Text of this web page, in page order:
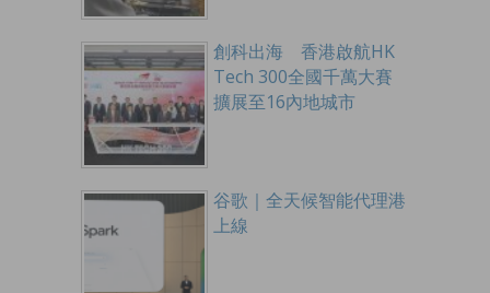
創科出海 香港啟航HK
Tech 300全國千萬大賽
擴展至16內地城市
谷歌｜全天候智能代理港
上線